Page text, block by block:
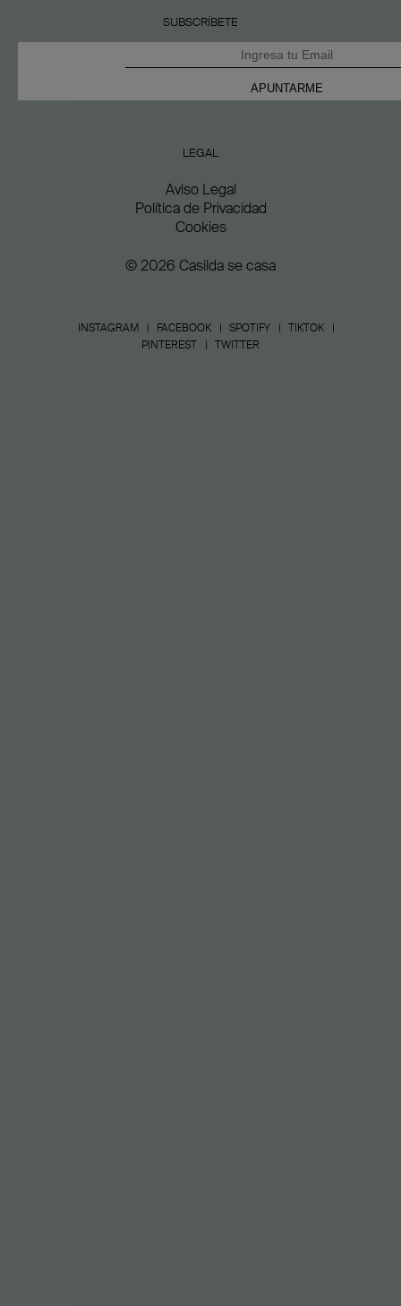
SUBSCRÍBETE
LEGAL
Aviso Legal
Política de Privacidad
Cookies
© 2026 Casilda se casa
INSTAGRAM FACEBOOK SPOTIFY
TIKTOK
PINTEREST
TWITTER